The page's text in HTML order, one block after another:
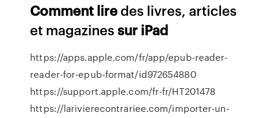
Commentliredes livres, articles
et magazinessur iPad
https://apps.apple.com/fr/app/epub-reader-
reader-for-epub-format/id972654880
https://support.apple.com/fr-fr/HT201478
https://larivierecontrariee.com/importer-un-